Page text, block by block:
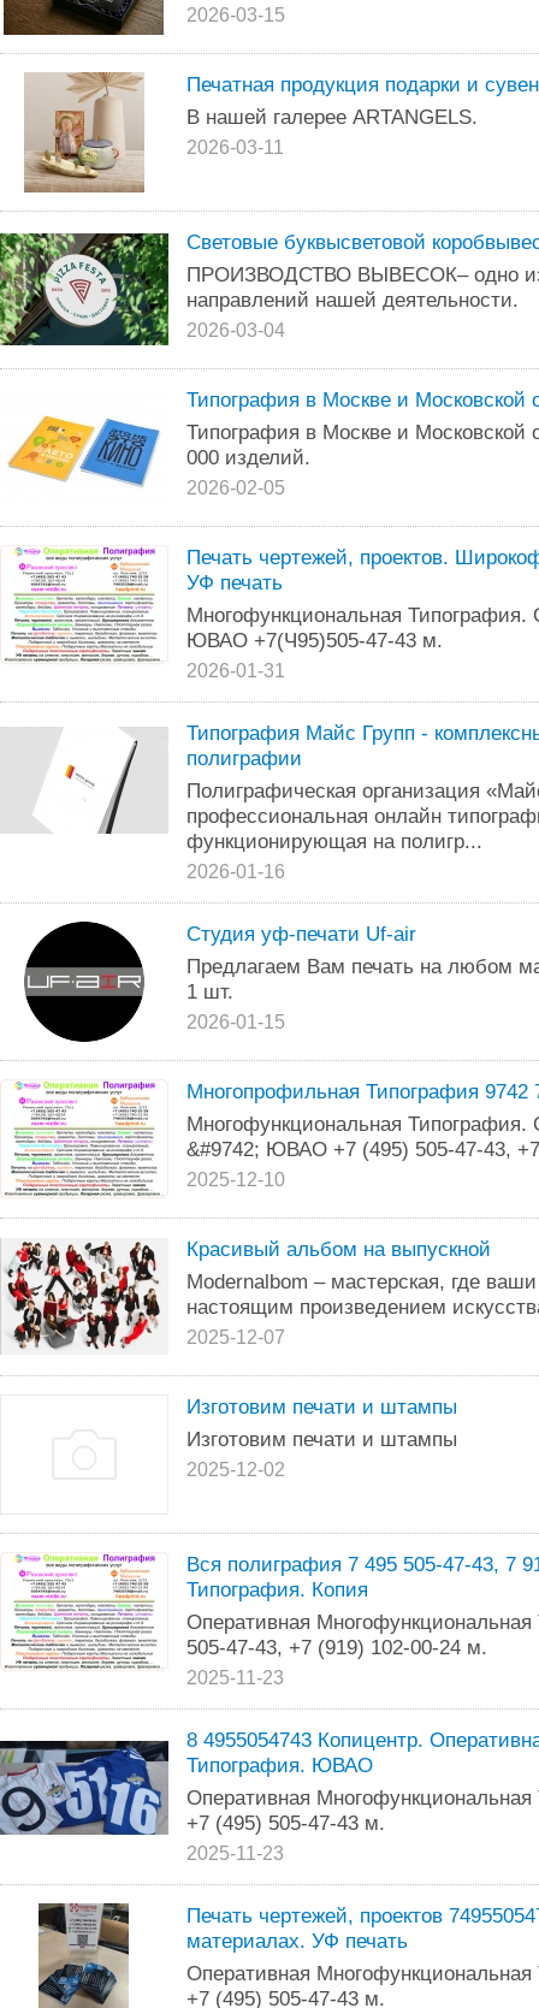
2026-03-15
Печатная продукция подарки и
В нашей галерее ARTANGELS.
2026-03-11
Световые буквысветовой
ПРОИЗВОДСТВО ВЫВЕСОК– одно
направлений нашей деятельности.
2026-03-04
Типография в Москве и Московской
Типография в Москве и Московской
000 изделий.
2026-02-05
Печать чертежей, проектов.
УФ печать
Многофункциональная Типография.
ЮВАО +7(Ч95)505-47-43 м.
2026-01-31
Типография Майс Групп -
полиграфии
Полиграфическая организация
профессиональная онлайн
функционирующая на полигр...
2026-01-16
Студия уф-печати Uf-air
Предлагаем Вам печать на любом
1 шт.
2026-01-15
Многопрофильная Типография 9742
Многофункциональная Типография.
&#9742; ЮВАО +7 (495) 505-47-43,
2025-12-10
Красивый альбом на выпускной
Modernalbom – мастерская, где
настоящим произведением
2025-12-07
Изготовим печати и штампы
Изготовим печати и штампы
2025-12-02
Вся полиграфия 7 495 505-47-43, 7
Типография. Копия
Оперативная
505-47-43, +7 (919) 102-00-24 м.
2025-11-23
8 4955054743 Копицентр.
Типография. ЮВАО
Оперативная
+7 (495) 505-47-43 м.
2025-11-23
Печать чертежей, проектов
материалах. УФ печать
Оперативная
+7 (495) 505-47-43 м.